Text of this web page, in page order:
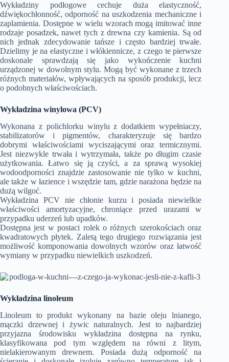
Wykładziny podłogowe cechuje duża elastyczność,
dźwiękochłonność, odporność na uszkodzenia mechaniczne i
zaplamienia. Dostępne w wielu wzorach mogą imitować inne
rodzaje posadzek, nawet tych z drewna czy kamienia. Są od
nich jednak zdecydowanie tańsze i często bardziej trwałe.
Dzielimy je na elastyczne i włókiennicze, z czego te pierwsze
doskonale sprawdzają się jako wykończenie kuchni
urządzonej w dowolnym stylu. Mogą być wykonane z trzech
różnych materiałów, wpływających na sposób produkcji, lecz
o podobnych właściwościach.
Wykładzina winylowa (PCV)
Wykonana z polichlorku winylu z dodatkiem wypełniaczy,
stabilizatorów i pigmentów, charakteryzuje się bardzo
dobrymi właściwościami wyciszającymi oraz termicznymi.
Jest niezwykle trwała i wytrzymała, także po długim czasie
użytkowania. Łatwo się ją czyści, a za sprawą wysokiej
wodoodporności znajdzie zastosowanie nie tylko w kuchni,
ale także w łazience i wszędzie tam, gdzie narażona będzie na
dużą wilgoć.
Wykładzina PCVnie chłonie kurzu i posiada niewielkie
właściwości amortyzacyjne, chroniące przed urazami w
przypadku uderzeń lub upadków.
Dostępna jest w postaci rolek o różnych szerokościach oraz
kwadratowych płytek. Zaletą tego drugiego rozwiązania jest
możliwość komponowania dowolnych wzorów oraz łatwość
wymiany w przypadku niewielkich uszkodzeń.
Wykładzina linoleum
Linoleum to produkt wykonany na bazie oleju lnianego,
mączki drzewnej i żywic naturalnych. Jest to najbardziej
przyjazna środowisku wykładzina dostępna na rynku,
klasyfikowana pod tym względem na równi z litym,
nielakierowanym drewnem. Posiada dużą odporność na